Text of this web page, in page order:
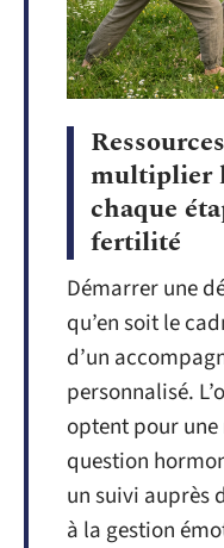
multiplier
chaque
fertilité
Démarrer une
qu’en soit le
d’un
personnalisé.
optent pour
question
un suivi auprès
à la gestion